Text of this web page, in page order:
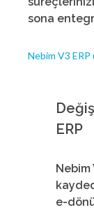
sona
Nebim V3 ERP
ERP
e-